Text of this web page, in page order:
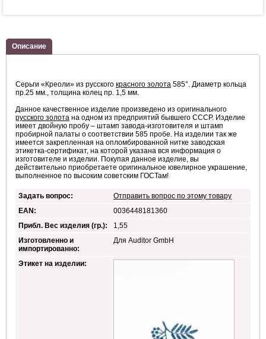
Описание
Серьги «Креоли» из русского красного золота 585°. Диаметр кольца
пр.25 мм., толщина колец пр. 1,5 мм.
Данное качественное изделие произведено из оригинального
русского золота на одном из предприятий бывшего СССР. Изделие
имеет двойную пробу – штамп завода-изготовителя и штамп
пробирной палаты о соответствии 585 пробе. На изделии так же
имеется закрепленная на опломбированной нитке заводская
этикетка-сертификат, на которой указана вся информация о
изготовителе и изделии. Покупая данное изделие, вы
действительно приобретаете оригинальное ювелирное украшение,
выполненное по высоким советским ГОСТам!
Задать вопрос:
Отправить вопрос по этому товару
EAN:
0036448181360
Прибл. Вес изделия (гр.):
1,55
Изготовленно и
импортированно:
Для Auditor GmbH
Этикет на изделии: